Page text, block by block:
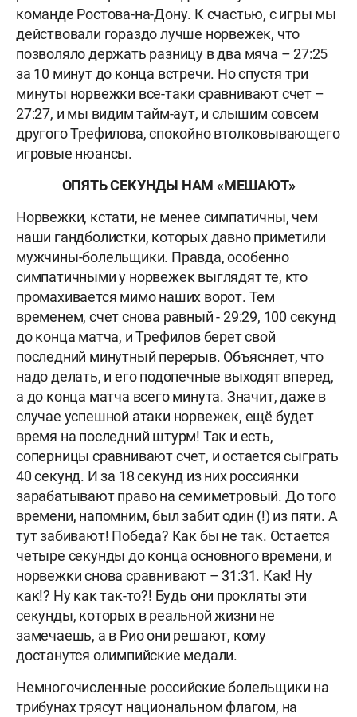
команде Ростова-на-Дону. К счастью, с игры мы
действовали гораздо лучше норвежек, что
позволяло держать разницу в два мяча – 27:25
за 10 минут до конца встречи. Но спустя три
минуты норвежки все-таки сравнивают счет –
27:27, и мы видим тайм-аут, и слышим совсем
другого Трефилова, спокойно втолковывающего
игровые нюансы.
ОПЯТЬ СЕКУНДЫ НАМ «МЕШАЮТ»
Норвежки, кстати, не менее симпатичны, чем
наши гандболистки, которых давно приметили
мужчины-болельщики. Правда, особенно
симпатичными у норвежек выглядят те, кто
промахивается мимо наших ворот. Тем
временем, счет снова равный - 29:29, 100 секунд
до конца матча, и Трефилов берет свой
последний минутный перерыв. Объясняет, что
надо делать, и его подопечные выходят вперед,
а до конца матча всего минута. Значит, даже в
случае успешной атаки норвежек, ещё будет
время на последний штурм! Так и есть,
соперницы сравнивают счет, и остается сыграть
40 секунд. И за 18 секунд из них россиянки
зарабатывают право на семиметровый. До того
времени, напомним, был забит один (!) из пяти. А
тут забивают! Победа? Как бы не так. Остается
четыре секунды до конца основного времени, и
норвежки снова сравнивают – 31:31. Как! Ну
как!? Ну как так-то?! Будь они прокляты эти
секунды, которых в реальной жизни не
замечаешь, а в Рио они решают, кому
достанутся олимпийские медали.
Немногочисленные российские болельщики на
трибунах трясут национальном флагом, на